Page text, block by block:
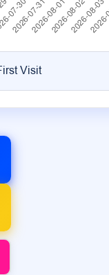
Visit